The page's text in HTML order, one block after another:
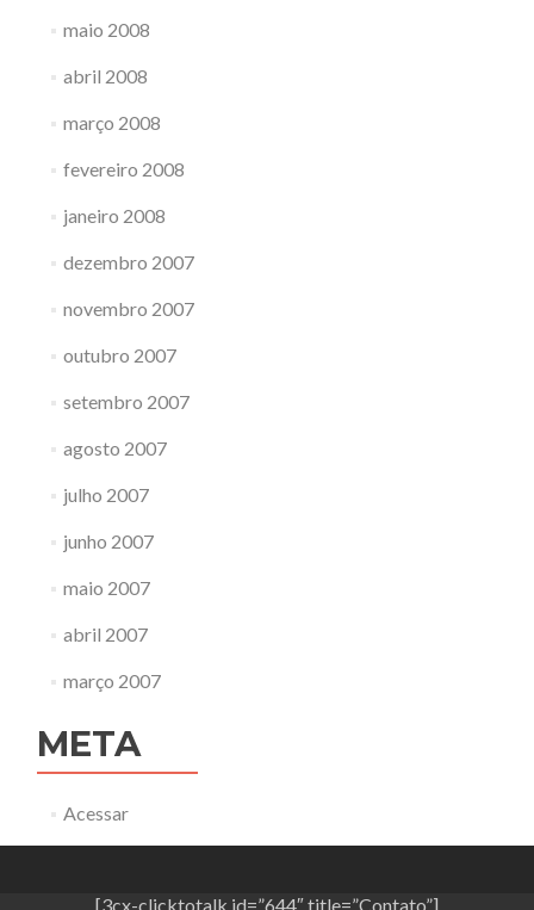
maio 2008
abril 2008
março 2008
fevereiro 2008
janeiro 2008
dezembro 2007
novembro 2007
outubro 2007
setembro 2007
agosto 2007
julho 2007
junho 2007
maio 2007
abril 2007
março 2007
META
Acessar
[3cx-clicktotalk id=”644″ title=”Contato”]